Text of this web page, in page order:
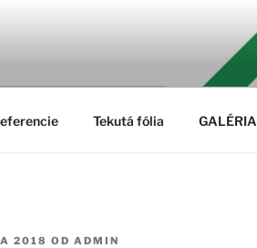
Tekutá fólia GALÉRIA
2018 OD ADMIN